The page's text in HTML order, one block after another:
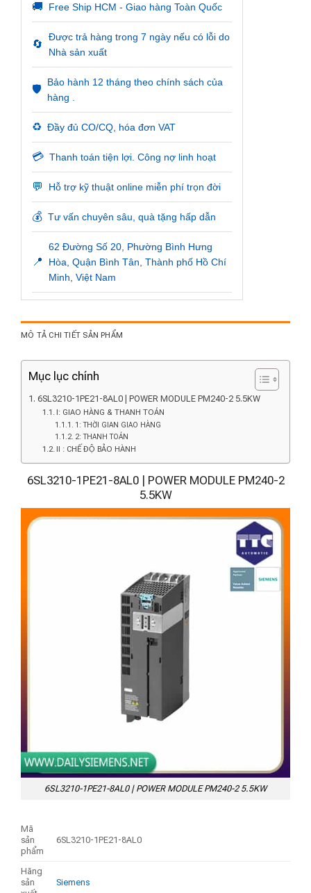
🚚 Free Ship HCM - Giao hàng Toàn Quốc
🔄
Được trả hàng trong 7 ngày nếu có lỗi do
Nhà sản xuất
🛡️
Bảo hành 12 tháng theo chính sách của
hàng .
♻️ Đầy đủ CO/CQ, hóa đơn VAT
💳 Thanh toán tiện lợi. Công nợ linh hoạt
💬 Hỗ trợ kỹ thuật online miễn phí trọn đời
💰 Tư vấn chuyên sâu, quà tặng hấp dẫn
📍
62 Đường Số 20, Phường Bình Hưng
Hòa, Quận Bình Tân, Thành phố Hồ Chí
Minh, Việt Nam
MÔ TẢ CHI TIẾT SẢN PHẨM
Mục lục chính
6SL3210-1PE21-8AL0 | POWER MODULE PM240-2 5.5KW
I: GIAO HÀNG & THANH TOÁN
1: THỜI GIAN GIAO HÀNG
2: THANH TOÁN
II : CHẾ ĐỘ BẢO HÀNH
6SL3210-1PE21-8AL0 | POWER MODULE PM240-2
5.5KW
6SL3210-1PE21-8AL0 | POWER MODULE PM240-2 5.5KW
Mã
sản
phẩm
6SL3210-1PE21-8AL0
Hãng
sản
Siemens